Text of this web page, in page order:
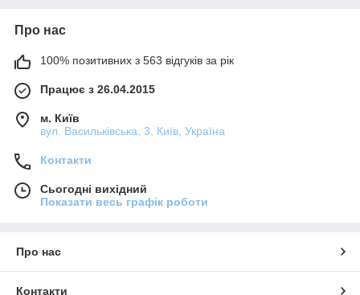
Про нас
100% позитивних з 563 відгуків за рік
Працює з 26.04.2015
м. Київ
вул. Васильківська, 3, Київ, Україна
Контакти
Сьогодні вихідний
Показати весь графік роботи
Про нас
Контакти